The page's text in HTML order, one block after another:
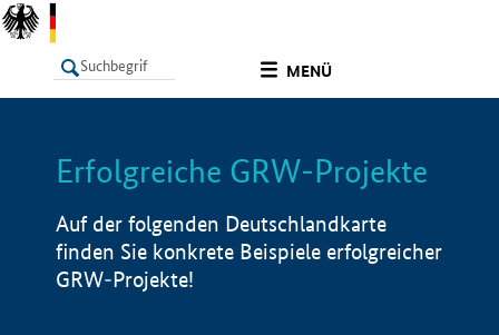
MENÜ
LISTE Info
Erfolgreiche GRW-Projekte
Auf der folgenden Deutschlandkarte
finden Sie konkrete Beispiele erfolgreicher
GRW-Projekte!